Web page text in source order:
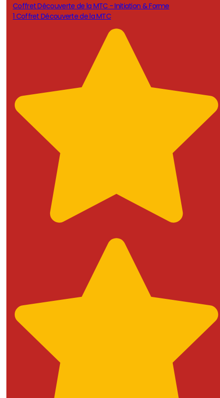
Coffret Découverte de la MTC - Initiation & Forme
1 Coffret Découverte de la MTC